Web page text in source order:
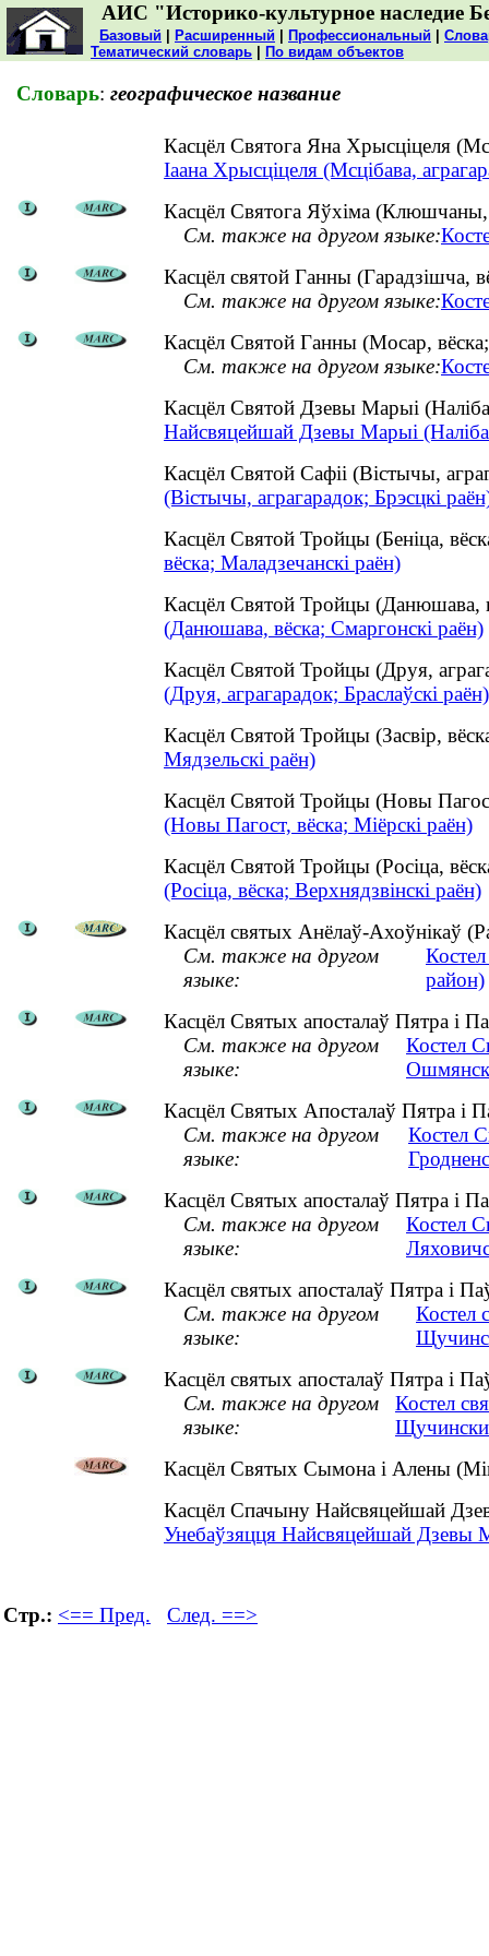
АИС "Историко-культурное наследие
Базовый Расширенный Профессиональный
Тематический словарь
По видам объектов
Словарь: географическое название
Касцёл Святога Яна Хрысціцеля
Іаана Хрысціцеля (Мсцібава,
Касцёл Святога Яўхіма (Клюшчаны,
См. также на другом языке:
Касцёл святой Ганны (Гарадзішча,
См. также на другом языке:
Касцёл Святой Ганны (Мосар,
См. также на другом языке:
Касцёл Святой Дзевы Марыі
Найсвяцейшай Дзевы Марыі
Касцёл Святой Сафіі (Вістычы,
(Вістычы, аграгарадок; Брэсцкі
Касцёл Святой Тройцы (Беніца,
вёска; Маладзечанскі раён)
Касцёл Святой Тройцы (Данюшава,
(Данюшава, вёска; Смаргонскі раён)
Касцёл Святой Тройцы (Друя,
(Друя, аграгарадок; Браслаўскі раён)
Касцёл Святой Тройцы (Засвір,
Мядзельскі раён)
Касцёл Святой Тройцы (Новы
(Новы Пагост, вёска; Міёрскі раён)
Касцёл Святой Тройцы (Росіца,
(Росіца, вёска; Верхнядзвінскі раён)
Касцёл святых Анёлаў-Ахоўнікаў
См. также на другом
языке:
район)
Касцёл Святых апосталаў Пятра і
См. также на другом
языке:
Костел
Касцёл Святых Апосталаў Пятра і
См. также на другом
языке:
Костел
Касцёл Святых апосталаў Пятра і
См. также на другом
языке:
Костел
Касцёл святых апосталаў Пятра і
См. также на другом
языке:
Костел
Касцёл святых апосталаў Пятра і
См. также на другом
языке:
Костел
Касцёл Святых Сымона і Алены
Касцёл Спачыну Найсвяцейшай
Унебаўзяцця Найсвяцейшай Дзевы
Стр.: <== Пред. След. ==>